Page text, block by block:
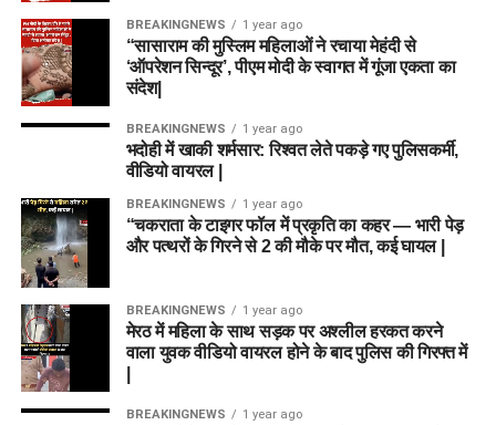
BREAKINGNEWS 1 year ago
“सासाराम की मुस्लिम महिलाओं ने रचाया मेहंदी से
‘ऑपरेशन सिन्दूर’, पीएम मोदी के स्वागत में गूंजा एकता का
संदेश|
BREAKINGNEWS 1 year ago
भदोही में खाकी शर्मसार: रिश्वत लेते पकड़े गए पुलिसकर्मी,
वीडियो वायरल |
BREAKINGNEWS 1 year ago
“चकराता के टाइगर फॉल में प्रकृति का कहर — भारी पेड़
और पत्थरों के गिरने से 2 की मौके पर मौत, कई घायल |
BREAKINGNEWS 1 year ago
मेरठ में महिला के साथ सड़क पर अश्लील हरकत करने
वाला युवक वीडियो वायरल होने के बाद पुलिस की गिरफ्त में
BREAKINGNEWS 1 year ago